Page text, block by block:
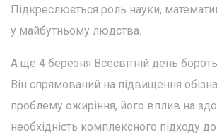
Підкреслюється роль науки,
у майбутньому людства.
А ще 4 березня Всесвітній день
Він спрямований на підвищення
проблему ожиріння, його вплив на
необхідність комплексного підходу